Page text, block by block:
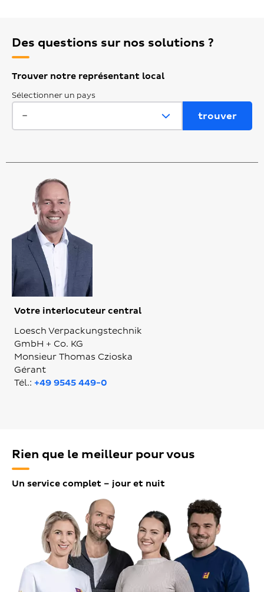
Des questions sur nos solutions ?
Trouver notre représentant local
Sélectionner un pays
Votre interlocuteur central
Loesch Verpackungstechnik
GmbH + Co. KG
Monsieur Thomas Czioska
Gérant
Tél.: +49 9545 449-0
Rien que le meilleur pour vous
Un service complet – jour et nuit